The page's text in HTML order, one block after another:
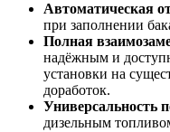
Автоматическая
при заполнении
Полная
надёжным и
установки на
доработок.
Универсальность
дизельным